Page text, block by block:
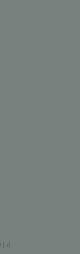
De Forenede Arabiske Emirater (AED د.إ)